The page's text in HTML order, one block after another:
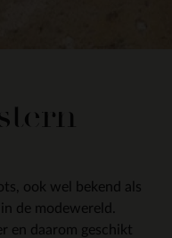
ook wel bekend als
de modewereld.
en daarom geschikt